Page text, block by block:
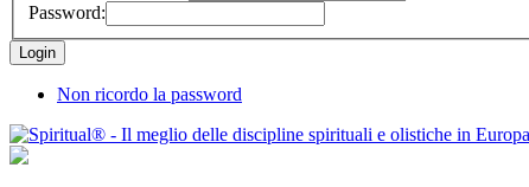
Password:
Non ricordo la password